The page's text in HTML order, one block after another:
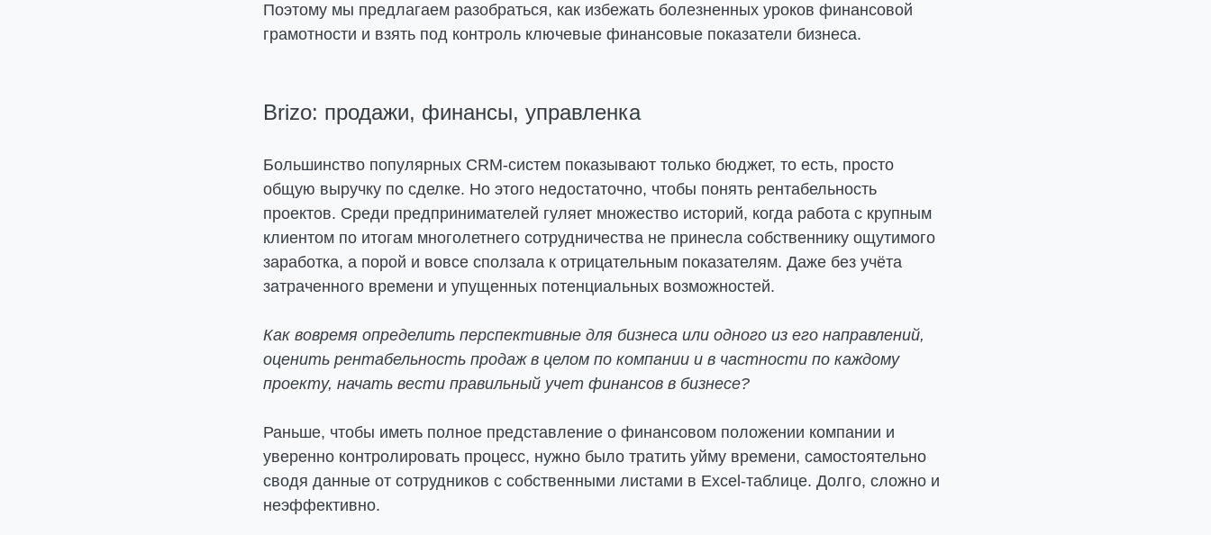
Поэтому мы предлагаем разобраться, как избежать болезненных уроков финансовой
грамотности и взять под контроль ключевые финансовые показатели бизнеса.
Brizo: продажи, финансы, управленка
Большинство популярных CRM-систем показывают только бюджет, то есть, просто
общую выручку по сделке. Но этого недостаточно, чтобы понять рентабельность
проектов. Среди предпринимателей гуляет множество историй, когда работа с крупным
клиентом по итогам многолетнего сотрудничества не принесла собственнику ощутимого
заработка, а порой и вовсе сползала к отрицательным показателям. Даже без учёта
затраченного времени и упущенных потенциальных возможностей.
Как вовремя определить перспективные для бизнеса или одного из его направлений,
оценить рентабельность продаж в целом по компании и в частности по каждому
проекту, начать вести правильный учет финансов в бизнесе?
Раньше, чтобы иметь полное представление о финансовом положении компании и
уверенно контролировать процесс, нужно было тратить уйму времени, самостоятельно
сводя данные от сотрудников с собственными листами в Excel-таблице. Долго, сложно и
неэффективно.